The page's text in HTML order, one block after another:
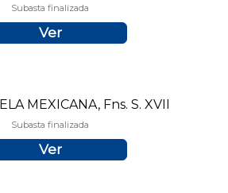
Subasta finalizada
Ver
MEXICANA, Fns. S. XVII
Subasta finalizada
Ver